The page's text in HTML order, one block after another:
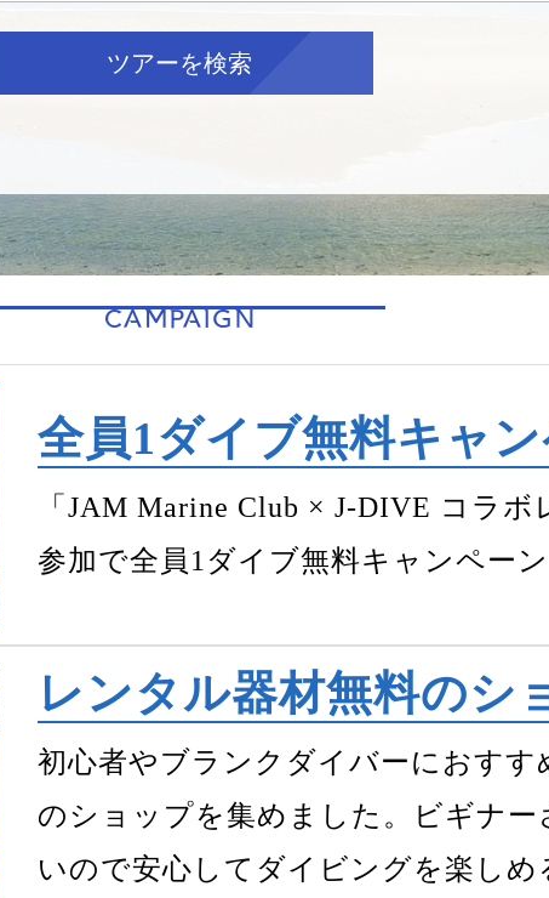
CAMPAIGN
全員1ダイブ無料キャ
「JAM Marine Club × J-DIVE コラ
参加で全員1ダイブ無料キャンペーン
レンタル器材無料のシ
初心者やブランクダイバーにおすす
のショップを集めました。ビギナ
いので安心してダイビングを楽しめ